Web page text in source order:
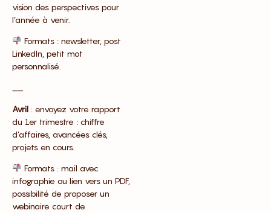
vision des perspectives pour
l’année à venir.
Formats : newsletter, post
LinkedIn, petit mot
personnalisé.
Avril : envoyez votre rapport
du 1er trimestre : chiffre
d’affaires, avancées clés,
projets en cours.
Formats : mail avec
infographie ou lien vers un PDF,
possibilité de proposer un
webinaire court de